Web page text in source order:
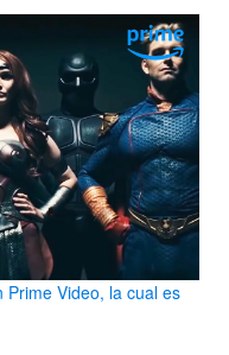
Video, la cual es